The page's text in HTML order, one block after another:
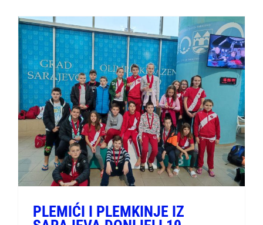
PLEMIĆI I PLEMKINJE IZ
SARAJEVA DONIJELI 19
MEDALJA
PLEMIĆI I PLEMKINJE IZ